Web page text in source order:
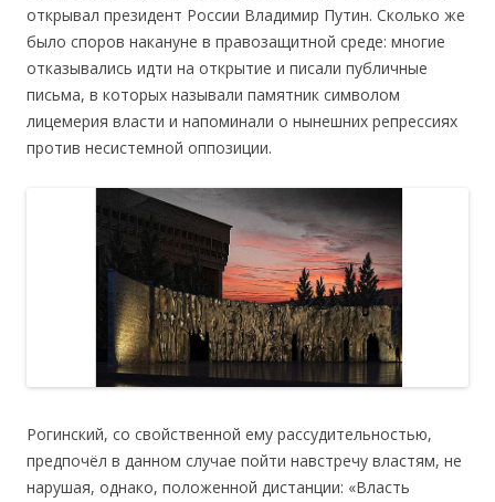
открывал президент России Владимир Путин. Сколько же
было споров накануне в правозащитной среде: многие
отказывались идти на открытие и писали публичные
письма, в которых называли памятник символом
лицемерия власти и напоминали о нынешних репрессиях
против несистемной оппозиции.
Рогинский, со свойственной ему рассудительностью,
предпочёл в данном случае пойти навстречу властям, не
нарушая, однако, положенной дистанции: «Власть